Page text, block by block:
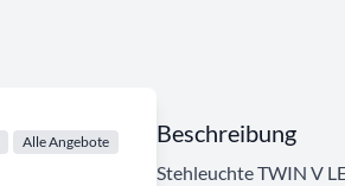
Alle Angebote Beschreibung
Stehleuchte TWIN V